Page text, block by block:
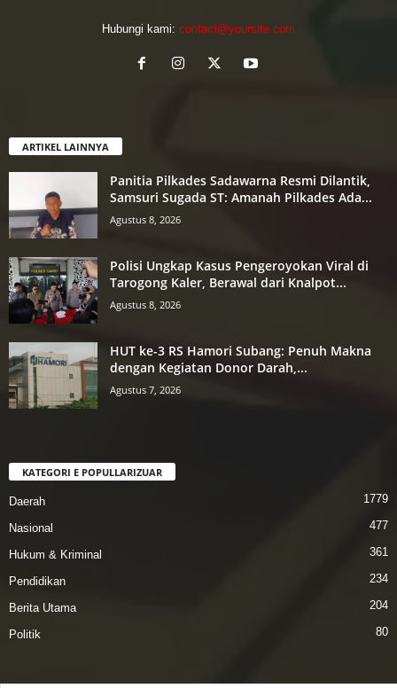
Hubungi kami: contact@yoursite.com
ARTIKEL LAINNYA
Panitia Pilkades Sadawarna Resmi Dilantik,
Samsuri Sugada ST: Amanah Pilkades Ada...
Agustus 8, 2026
Polisi Ungkap Kasus Pengeroyokan Viral di
Tarogong Kaler, Berawal dari Knalpot...
Agustus 8, 2026
HUT ke-3 RS Hamori Subang: Penuh Makna
dengan Kegiatan Donor Darah,...
Agustus 7, 2026
KATEGORI E POPULLARIZUAR
Daerah 1779
Nasional 477
Hukum & Kriminal 361
Pendidikan 234
Berita Utama 204
Politik 80